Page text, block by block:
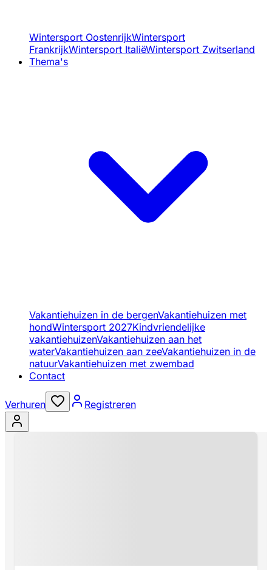
Wintersport OostenrijkWintersport
FrankrijkWintersport ItaliëWintersport Zwitserland
Thema's
Vakantiehuizen in de bergenVakantiehuizen met
hondWintersport 2027Kindvriendelijke
vakantiehuizenVakantiehuizen aan het
waterVakantiehuizen aan zeeVakantiehuizen in de
natuurVakantiehuizen met zwembad
Contact
Verhuren Registreren